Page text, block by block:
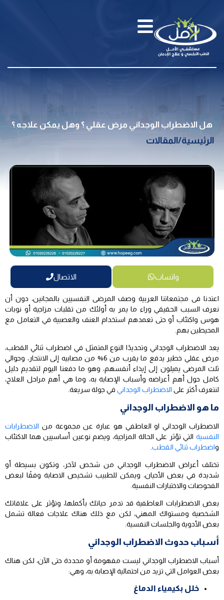
هل الاضطراب الوجداني مرض عقلي ؟ وهل يمكن علاجه ؟
الرئيسية/المقالات
واتساب الاتصال
اعتدنا فى مجتمعاتنا العربية وصف المرضى النفسيين بالمجانين، دون أن
نعرف السبب الحقيقي وراء ما يمر به أولئك من تقلبات مزاجية أو نوبات
هوس واكتئاب أو حتى تعمدهم استخدام العنف والعصبية في التعامل مع
المحيطين بهم.
يعد الاضطراب الوجداني وتحديدًا النوع المتمثل في اضطراب ثنائي القطب،
مرض عقلي خطير يدفع ما يقرب من 6% من مصابيه إلى الانتحار، وحوالي
ثلث المرضى يميلون إلى إيذاء أنفسهم، وهو ما دفعنا اليوم لتقديم دليل
كامل حول أهم أعراضه وأسباب الإصابة به، وما هي أهم مراحل العلاج،
لنتعرف أكثر على الاضطراب الوجداني في جولة سريعة.
ما هو الاضطراب الوجداني
الاضطراب الوجداني او العاطفي هو عبارة عن مجموعة من الاضطرابات
النفسية التي تؤثر على الحالة المزاجية، ويضم نوعين أساسيين هما الاكتئاب
واضطراب ثنائي القطب
تختلف أعراض الاضطراب الوجداني من شخص لآخر، وتكون بسيطة أو
شديدة في بعض الأحيان، ويمكن للطبيب تشخيص الاصابة وفقًا لبعض
الفحوصات والاختبارات النفسية.
بعض الاضطرابات العاطفية قد تدمر حياتك بأكملها، وتؤثر على علاقاتك
الشخصية ومستواك المهني، لكن مع ذلك هناك علاجات فعالة تشمل
بعض الأدوية والجلسات النفسية.
أسباب حدوث الاضطراب الوجداني
أسباب الاضطراب الوجداني ليست مفهومة أو محددة حتى الآن، لكن هناك
بعض العوامل التي تزيد من احتمالية الإصابة به، وهي:
خلل بكيمياء الدماغ